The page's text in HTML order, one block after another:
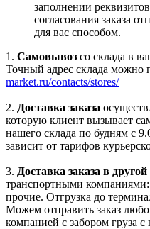
заполнении
согласования заказа
для вас способом.
1. Самовывоз со склада в
Точный адрес склада можно
market.ru/contacts/stores/
2. Доставка заказа
которую клиент вызывает
нашего склада по будням с
зависит от тарифов
3. Доставка заказа в другой
транспортными
прочие. Отгрузка до
Можем отправить заказ
компанией с забором груза с